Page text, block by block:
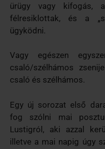
ürügy vagy kifogás,
félresiklottak, és a
ügyködni.
Vagy egészen
csaló/szélhámos
csaló és szélhámos.
Egy új sorozat első
fog szólni mai
Lustigról, aki azzal
illetve a mai napig úgy